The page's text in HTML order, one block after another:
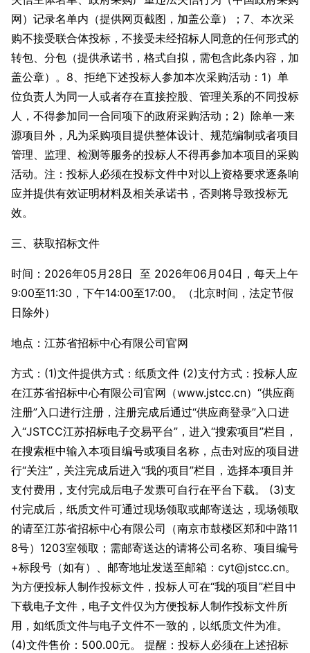
网）记录名单内（提供网页截图，加盖公章）；7、本次采
购不接受联合体投标，不接受未经招标人同意的任何形式的
转包、分包（提供承诺书，格式自拟，需包含此条内容，加
盖公章）。8、拒绝下述投标人参加本次采购活动：1）单
位负责人为同一人或者存在直接控股、管理关系的不同投标
人，不得参加同一合同项下的政府采购活动；2）除单一来
源项目外，凡为采购项目提供整体设计、规范编制或者项目
管理、监理、检测等服务的投标人不得再参加本项目的采购
活动。注：投标人必须在投标文件中对以上资格要求逐条响
应并提供有效证明材料及相关承诺书，否则将导致投标无
效。
三、获取招标文件
时间：2026年05月28日 至 2026年06月04日，每天上午
9:00至11:30，下午14:00至17:00。（北京时间，法定节假
日除外）
地点：江苏省招标中心有限公司官网
方式：(1)文件提供方式：纸质文件 (2)支付方式：投标人应
在江苏省招标中心有限公司官网（www.jstcc.cn）“供应商
注册”入口进行注册，注册完成后通过“供应商登录”入口进
入“JSTCC江苏招标电子交易平台”，进入“搜索项目”栏目，
在搜索框中输入本项目编号或项目名称，点击对应的项目进
行“关注”，关注完成后进入“我的项目”栏目，选择本项目并
支付费用，支付完成后电子发票可自行在平台下载。 (3)支
付完成后，纸质文件可通过现场领取或邮寄送达，现场领取
的请至江苏省招标中心有限公司（南京市鼓楼区郑和中路11
8号）1203室领取；需邮寄送达的请将公司名称、项目编号
+标段号（如有）、邮寄地址发送至邮箱：cyt@jstcc.cn。
为方便投标人制作投标文件，投标人可在“我的项目”栏目中
下载电子文件，电子文件仅为方便投标人制作投标文件所
用，如纸质文件与电子文件不一致的，以纸质文件为准。
(4)文件售价：500.00元。 提醒：投标人必须在上述招标